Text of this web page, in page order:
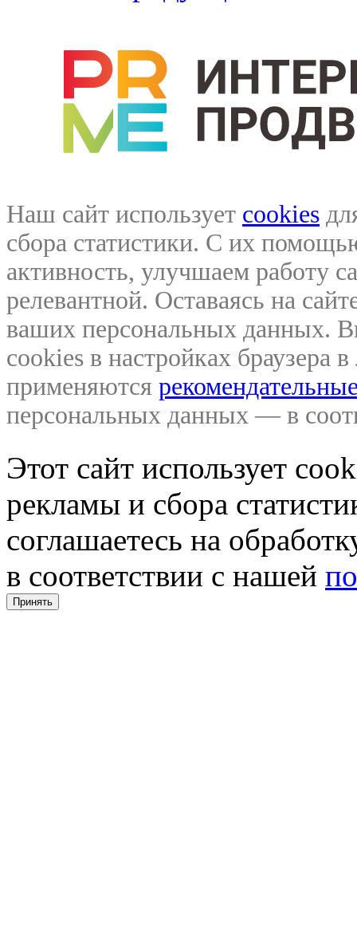
Наш сайт использует cookies
сбора статистики. С их
активность, улучшаем работу
релевантной. Оставаясь на
ваших персональных данных.
cookies в настройках браузера
применяются
персональных данных — в
Этот сайт использует
рекламы и сбора
соглашаетесь на
в соответствии с нашей
Принять